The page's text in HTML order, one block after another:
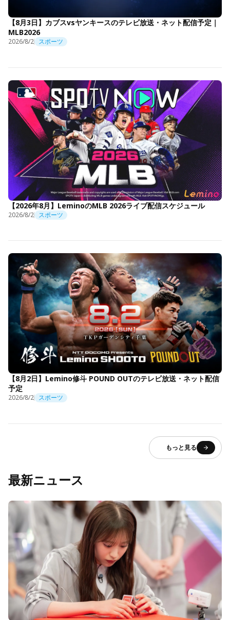
【8月3日】カブスvsヤンキースのテレビ放送・ネット配信予定｜
MLB2026
2026/8/2 スポーツ
【2026年8月】LeminoのMLB 2026ライブ配信スケジュール
2026/8/2 スポーツ
【8月2日】Lemino修斗 POUND OUTのテレビ放送・ネット配信
予定
2026/8/2 スポーツ
もっと見る
最新ニュース